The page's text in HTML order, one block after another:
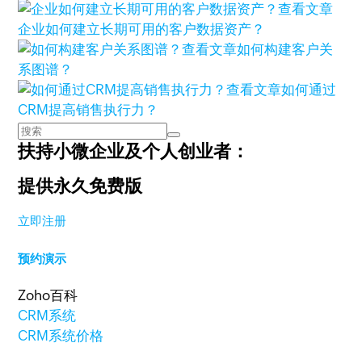
查看文章
企业如何建立长期可用的客户数据资产？
查看文章如何构建客户关
系图谱？
查看文章如何通过
CRM提高销售执行力？
扶持小微企业及个人创业者：
提供永久免费版
立即注册
预约演示
Zoho百科
CRM系统
CRM系统价格